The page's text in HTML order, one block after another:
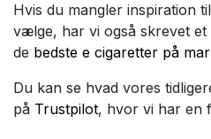
Hvis du mangler inspiration
vælge, har vi også skrevet
de bedste e cigaretter på
Du kan se hvad vores
på Trustpilot, hvor vi har en